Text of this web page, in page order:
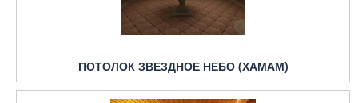
ПОТОЛОК ЗВЕЗДНОЕ НЕБО (ХАМАМ)